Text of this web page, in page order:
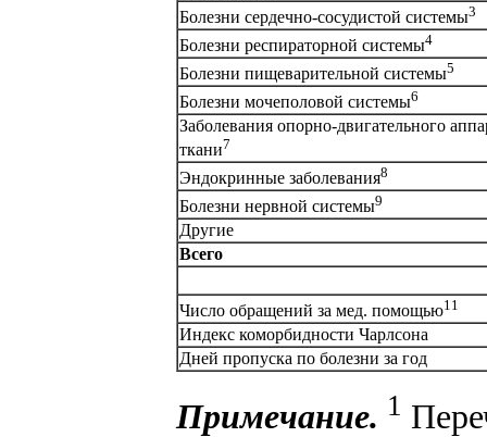
Болезни сердечно-сосудистой системы3
Болезни респираторной системы4
Болезни пищеварительной системы5
Болезни мочеполовой системы6
Заболевания опорно-двигательного
ткани7
Эндокринные заболевания8
Болезни нервной системы9
Другие
Всего
Число обращений за мед. помощью11
Индекс коморбидности Чарлсона
Дней пропуска по болезни за год
Примечание. 1